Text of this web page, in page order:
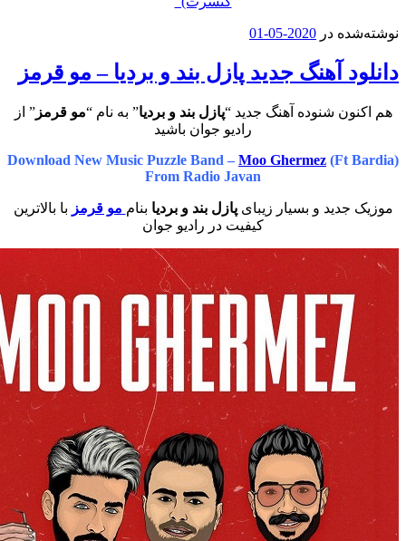
2020-05-01
جدید پازل بند و بردیا – مو قرمز
آهنگ جدید “ پازل بند و بردیا” به نام “ مو قرمز” از
رادیو جوان باشید
Download New Music Puzzle Band –Moo Ghermez
From Radio Javan
و بسیار زیبایپازل بند و بردیابناممو قرمزبا بالاترین
کیفیت در رادیو جوان